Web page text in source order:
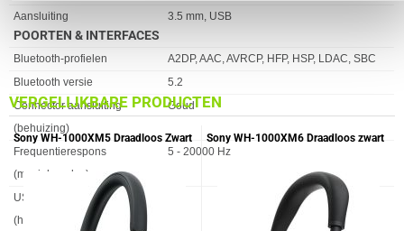
Aansluiting
3.5 mm, USB
POORTEN & INTERFACES
Eigenschap Waarde
Bluetooth-profielen
A2DP, AAC, AVRCP, HFP, HSP, LDAC, SBC
Bluetooth versie
5.2
Connector aansluiting
(behuizing)
Goud
Frequentierespons
(muziekmodus)
5 - 20000 Hz
USB Power Delivery
(herziening 2.0)
VERGELIJKBARE PRODUCTEN
Sony WH-1000XM5 Draadloos Zwart Sony WH-1000XM6 Draadloos zwart